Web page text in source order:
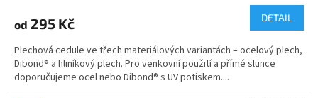
od 295 Kč DETAIL
Plechová cedule ve třech materiálových variantách – ocelový plech,
Dibond® a hliníkový plech. Pro venkovní použití a přímé slunce
doporučujeme ocel nebo Dibond® s UV potiskem....